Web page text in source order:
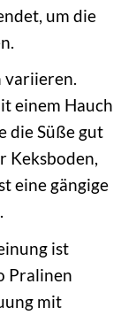
um die
variieren.
einem Hauch
die Süße gut
Keksboden,
eine gängige
ist
Pralinen
mit